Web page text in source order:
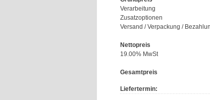
Verarbeitung
Zusatzoptionen
Versand / Verpackung /
Nettopreis
19.00% MwSt
Gesamtpreis
Liefertermin: